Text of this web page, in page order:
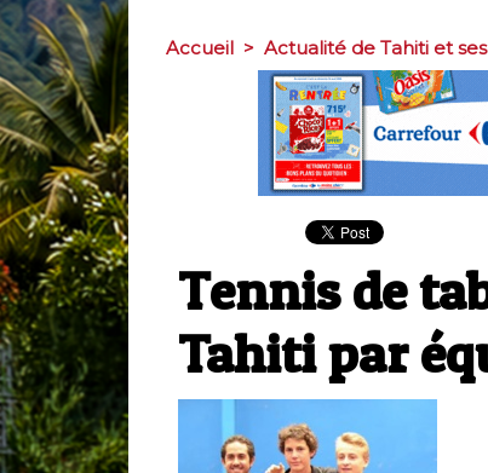
Accueil > Actualité de Tahiti et
Tennis de
Tahiti par